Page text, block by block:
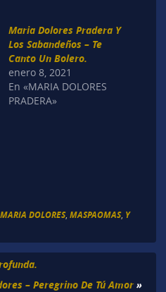
Maria Dolores Pradera Y
Los Sabandeños – Te
Canto Un Bolero.
enero 8, 2021
En «MARIA DOLORES
PRADERA»
MARIA DOLORES, MASPAOMAS, Y
– Peregrino De Tú Amor»